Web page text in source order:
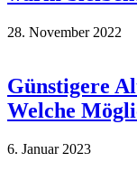
28. November 2022
Günstigere
Welche
6. Januar 2023